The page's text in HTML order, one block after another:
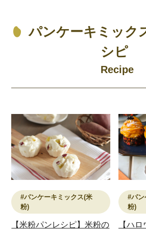
パンケーキミック
シピ
Recipe
#パンケーキミックス(米
粉)
【米粉パンレシピ】米粉の
#パン
粉)
【ハ